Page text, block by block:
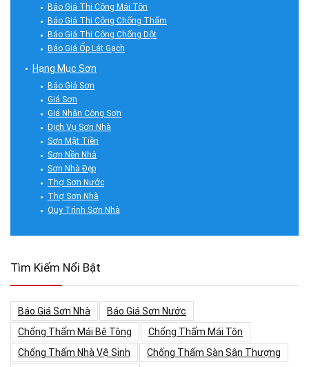
Báo Giá Thi Công Mái Tôn
Báo Giá Thi Công Chống Thấm
Báo Giá Thi Công Chống Dột
Báo Giá Ốp Lát Gạch
Hạng Mục Sơn
Báo Giá Sơn
Giá Sơn
Giá Nhân Công Sơn
Dịch Vụ Sơn Nhà
Sơn Mặt Tiền
Sơn Nền Nhà
Sơn Nhà Đẹp
Thợ Sơn Nước
Thợ Sơn Nhà
Quy Trình Sơn Nhà
Tìm Kiếm Nổi Bật
Báo Giá Sơn Nhà
Báo Giá Sơn Nước
Chống Thấm Mái Bê Tông
Chống Thấm Mái Tôn
Chống Thấm Nhà Vệ Sinh
Chống Thấm Sàn Sân Thượng